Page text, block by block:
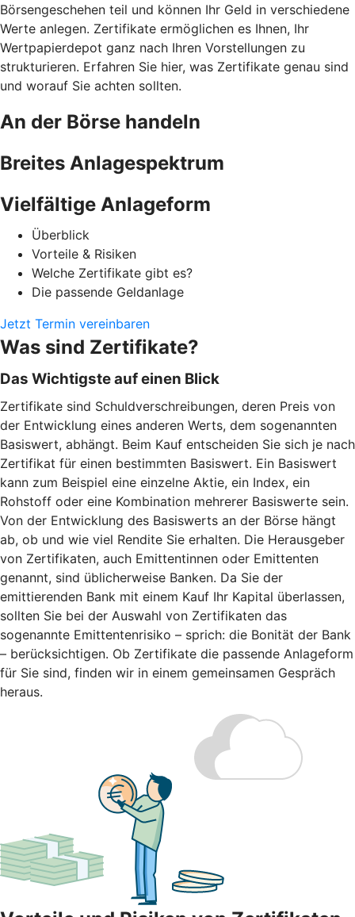
Börsengeschehen teil und können Ihr Geld in verschiedene
Werte anlegen. Zertifikate ermöglichen es Ihnen, Ihr
Wertpapierdepot ganz nach Ihren Vorstellungen zu
strukturieren. Erfahren Sie hier, was Zertifikate genau sind
und worauf Sie achten sollten.
An der Börse handeln
Breites Anlagespektrum
Vielfältige Anlageform
Überblick
Vorteile & Risiken
Welche Zertifikate gibt es?
Die passende Geldanlage
Jetzt Termin vereinbaren
Was sind Zertifikate?
Das Wichtigste auf einen Blick
Zertifikate sind Schuldverschreibungen, deren Preis von
der Entwicklung eines anderen Werts, dem sogenannten
Basiswert, abhängt. Beim Kauf entscheiden Sie sich je nach
Zertifikat für einen bestimmten Basiswert. Ein Basiswert
kann zum Beispiel eine einzelne Aktie, ein Index, ein
Rohstoff oder eine Kombination mehrerer Basiswerte sein.
Von der Entwicklung des Basiswerts an der Börse hängt
ab, ob und wie viel Rendite Sie erhalten. Die Herausgeber
von Zertifikaten, auch Emittentinnen oder Emittenten
genannt, sind üblicherweise Banken. Da Sie der
emittierenden Bank mit einem Kauf Ihr Kapital überlassen,
sollten Sie bei der Auswahl von Zertifikaten das
sogenannte Emittentenrisiko – sprich: die Bonität der Bank
– berücksichtigen. Ob Zertifikate die passende Anlageform
für Sie sind, finden wir in einem gemeinsamen Gespräch
heraus.